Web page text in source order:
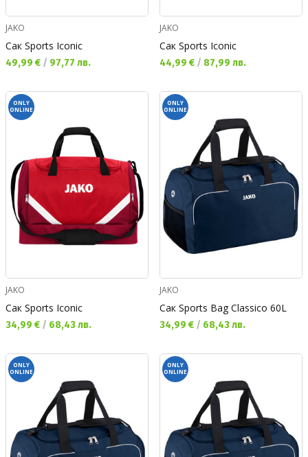
JAKO
Сак Sports Iconic
Текуща цена:
49,99 € / 97,77 лв.
JAKO
Сак Sports Iconic
Текуща цена:
44,99 € / 87,99 лв.
ONLY
ONLINE
JAKO
Сак Sports Iconic
Текуща цена:
34,99 € / 68,43 лв.
ONLY
ONLINE
JAKO
Сак Sports Bag Classico 60L
Текуща цена:
34,99 € / 68,43 лв.
ONLY
ONLINE
ONLY
ONLINE